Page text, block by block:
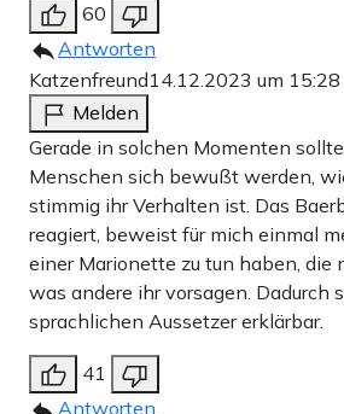
60
Antworten
Katzenfreund14.12.2023 um
Melden
Gerade in solchen Momenten
Menschen sich bewußt werden,
stimmig ihr Verhalten ist. Das
reagiert, beweist für mich einmal
einer Marionette zu tun haben, die
was andere ihr vorsagen. Dadurch
sprachlichen Aussetzer erklärbar.
41
Antworten